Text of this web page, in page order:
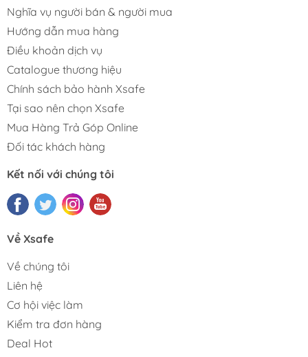
Nghĩa vụ người bán & người mua
Hướng dẫn mua hàng
Điều khoản dịch vụ
Catalogue thương hiệu
Chính sách bảo hành Xsafe
Tại sao nên chọn Xsafe
Mua Hàng Trả Góp Online
Đối tác khách hàng
Kết nối với chúng tôi
Về Xsafe
Về chúng tôi
Liên hệ
Cơ hội việc làm
Kiểm tra đơn hàng
Deal Hot